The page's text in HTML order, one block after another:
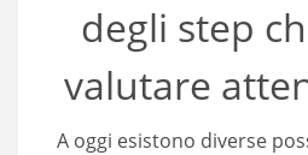
degli step
valutare
A oggi esistono diverse